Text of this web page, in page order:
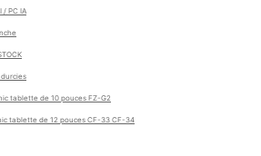
/ PC IA
durcies
tablette de 10 pouces FZ-G2
tablette de 12 pouces CF-33 CF-34